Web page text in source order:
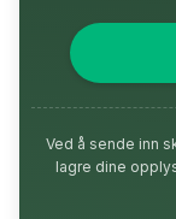
Ved å sende inn
lagre dine